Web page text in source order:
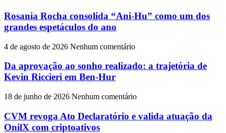
Rosania Rocha consolida “Ani-Hu” como um dos
grandes espetáculos do ano
4 de agosto de 2026 Nenhum comentário
Da aprovação ao sonho realizado: a trajetória de
Kevin Riccieri em Ben-Hur
18 de junho de 2026 Nenhum comentário
CVM revoga Ato Declaratório e valida atuação da
OnilX com criptoativos